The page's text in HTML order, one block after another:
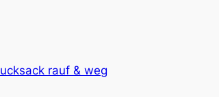
rauf & weg